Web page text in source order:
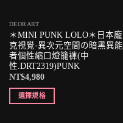
DEORART
＊MINI PUNK LOLO＊日本龐
克視覺-異次元空間の暗黑異能
者個性縮口燈籠褲(中
性.DRT2319)PUNK
NT$4,980
選擇規格